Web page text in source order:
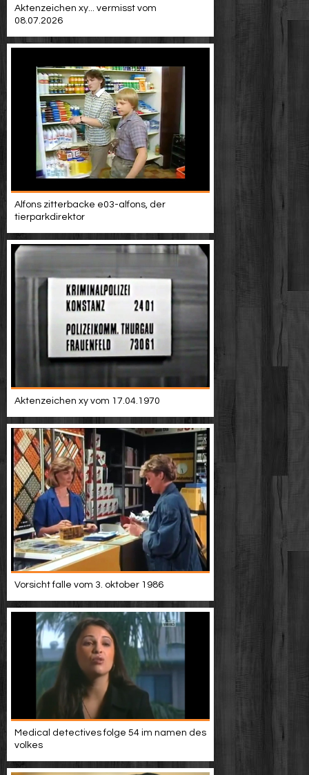
Aktenzeichen xy... vermisst vom
08.07.2026
Alfons zitterbacke e03-alfons, der
tierparkdirektor
Aktenzeichen xy vom 17.04.1970
Vorsicht falle vom 3. oktober 1986
Medical detectives folge 54 im namen des
volkes